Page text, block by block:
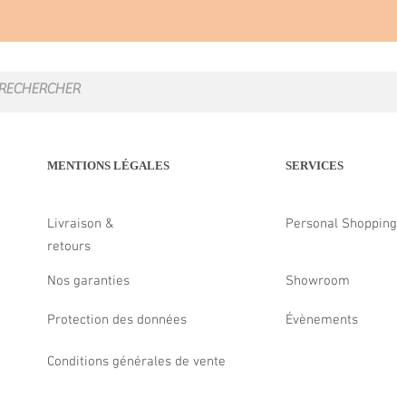
MENTIONS LÉGALES
Livraison &
retours
Nos garanties
Protection des données
SERVICES
Personal Shopping
Showroom
Évènements
Conditions générales de vente